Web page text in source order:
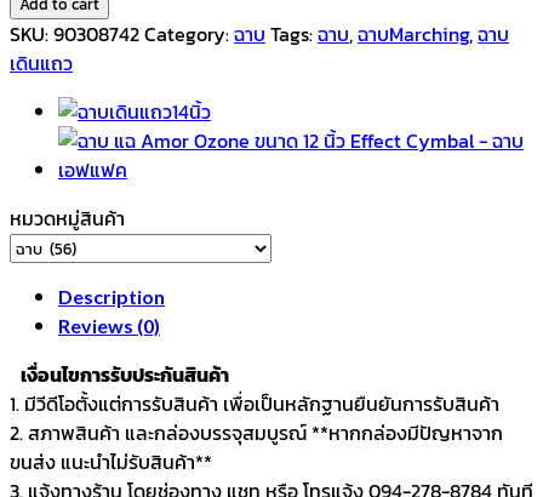
แถว
12นิ้ว
Marching
quantity
SKU:90308742Category:ฉาบ Tags:ฉาบ,ฉาบMarching,ฉาบ
เดินแถว
หมวดหมู่สินค้า
Description
Reviews (0)
เงื่อนไขการรับประกันสินค้า
1. มีวีดีโอตั้งแต่การรับสินค้า เพื่อเป็นหลักฐานยืนยันการรับสินค้า
2. สภาพสินค้า และกล่องบรรจุสมบูรณ์ **หากกล่องมีปัญหาจาก
ขนส่ง แนะนำไม่รับสินค้า**
3. แจ้งทางร้าน โดยช่องทาง แชท หรือ โทรแจ้ง 094-278-8784 ทันที